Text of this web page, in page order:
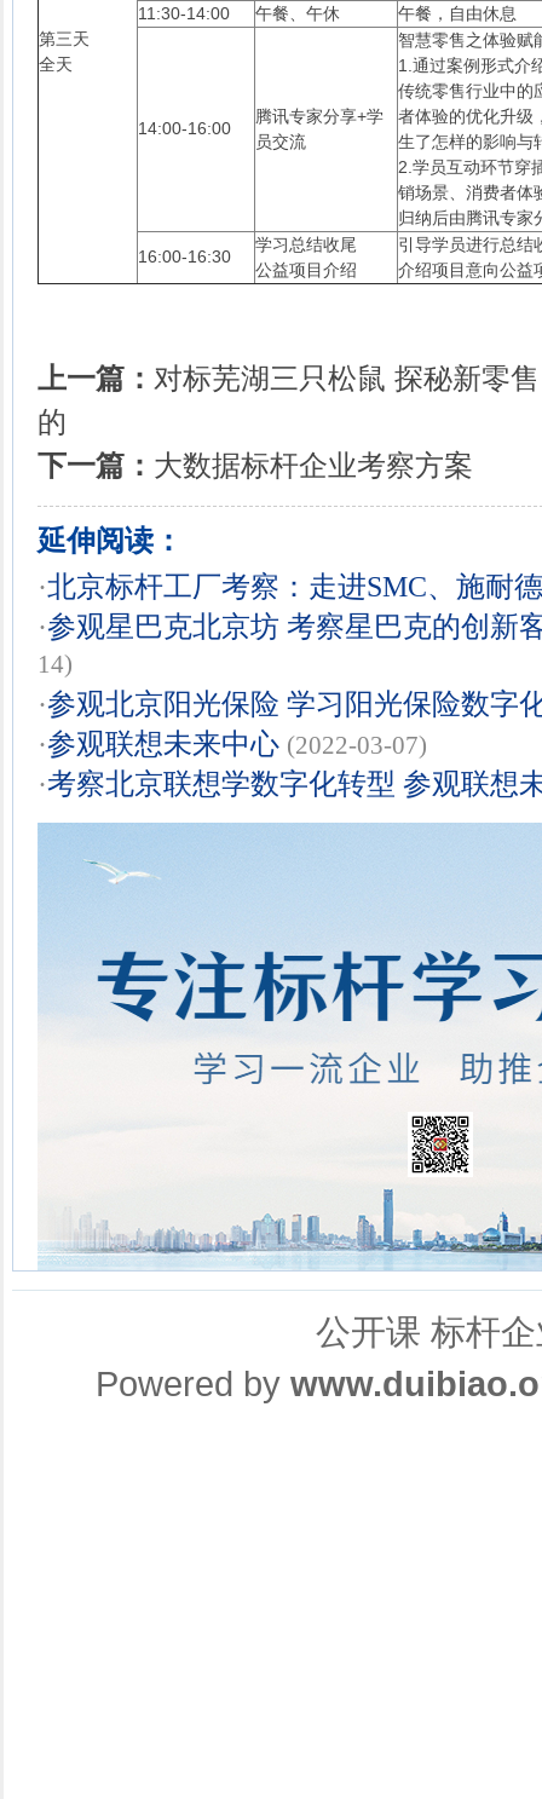
第三天
全天
11:30-14:00 午餐、午休 午餐，自由休息
14:00-16:00
腾讯专家分享+学
员交流
智慧零售之体验
1.通过案例形式介
传统零售行业中的
者体验的优化升级
生了怎样的影响与
2.学员互动环节穿
销场景、消费者体
归纳后由腾讯专家
16:00-16:30
学习总结收尾
公益项目介绍
引导学员进行总结
介绍项目意向公益
上一篇： 对标芜湖三只松鼠 探秘新零
的
下一篇： 大数据标杆企业考察方案
延伸阅读：
·北京标杆工厂考察：走进SMC、施耐
·参观星巴克北京坊 考察星巴克的创新
14)
·参观北京阳光保险 学习阳光保险数字
·参观联想未来中心 (2022-03-07)
·考察北京联想学数字化转型 参观联想
公开课 标杆
Powered by